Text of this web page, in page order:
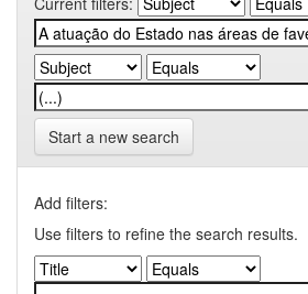
Start a new search
Add filters:
Use filters to refine the search results.